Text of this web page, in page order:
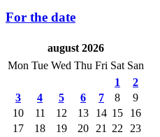
For the date
august 2026
Mon Tue Wed Thu Fri Sat San
1
2
3
4 5 6 7 8
9
10
11 12 13 14 15
16
17
18 19 20 21 22
23